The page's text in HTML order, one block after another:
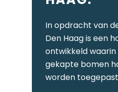
In opdracht van
Den Haag is een
ontwikkeld waarin
gekapte bomen
worden